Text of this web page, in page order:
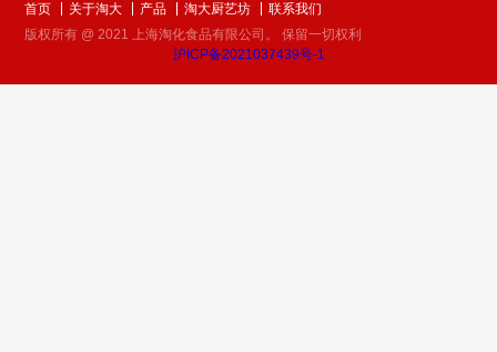
首页 关于淘大 产品 淘大厨艺坊
联系我们
版权所有 @ 2021 上海淘化食品有限公司。 保留一切权利
沪ICP备2021037439号-1